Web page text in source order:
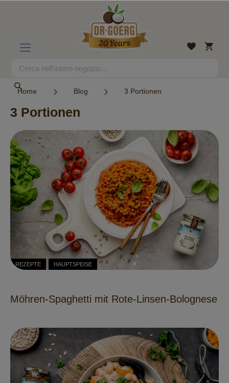
Search
Lista
Home Blog 3 Portionen
3 Portionen
REZEPTE HAUPTSPEISE
Möhren-Spaghetti mit Rote-Linsen-Bolognese